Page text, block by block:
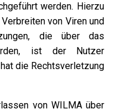
werden. Hierzu
von Viren und
die über das
ist der Nutzer
die Rechtsverletzung
von WILMA über